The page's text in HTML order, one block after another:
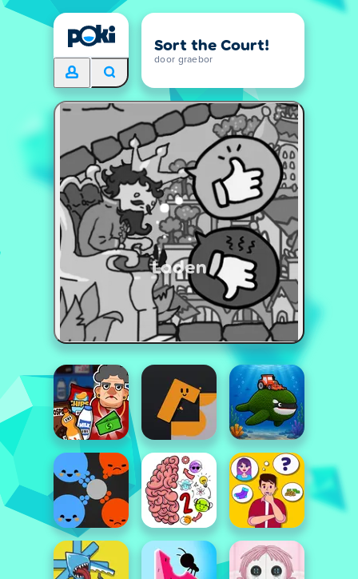
Sort the Court!
door graebor
Laden